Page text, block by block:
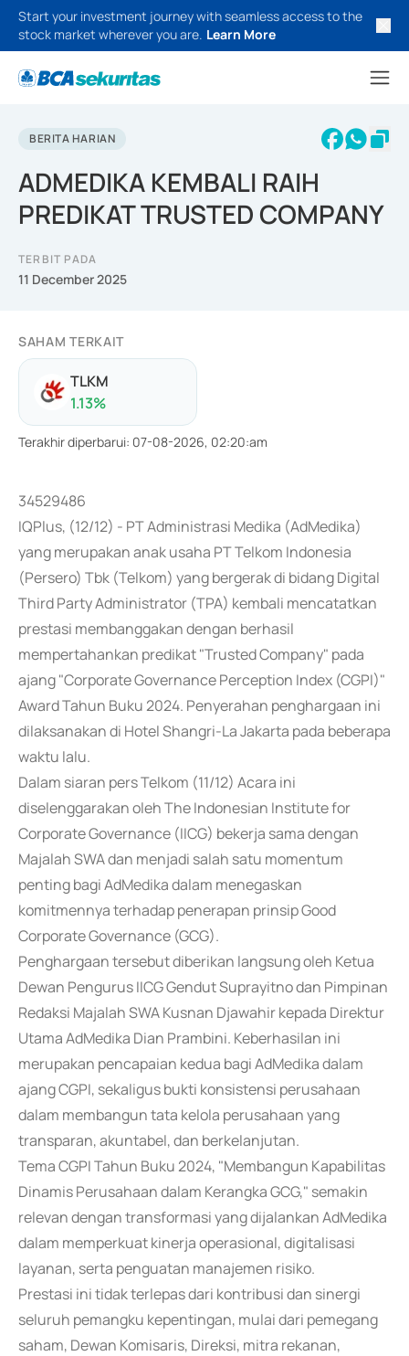
Start your investment journey with seamless access to the
stock market wherever you are. Learn More
BERITA HARIAN
ADMEDIKA KEMBALI RAIH
PREDIKAT TRUSTED COMPANY
TERBIT PADA
11 December 2025
SAHAM TERKAIT
TLKM
1.13%
Terakhir diperbarui: 07-08-2026, 02:20:am
34529486
IQPlus, (12/12) - PT Administrasi Medika (AdMedika)
yang merupakan anak usaha PT Telkom Indonesia
(Persero) Tbk (Telkom) yang bergerak di bidang Digital
Third Party Administrator (TPA) kembali mencatatkan
prestasi membanggakan dengan berhasil
mempertahankan predikat "Trusted Company" pada
ajang "Corporate Governance Perception Index (CGPI)"
Award Tahun Buku 2024. Penyerahan penghargaan ini
dilaksanakan di Hotel Shangri-La Jakarta pada beberapa
waktu lalu.
Dalam siaran pers Telkom (11/12) Acara ini
diselenggarakan oleh The Indonesian Institute for
Corporate Governance (IICG) bekerja sama dengan
Majalah SWA dan menjadi salah satu momentum
penting bagi AdMedika dalam menegaskan
komitmennya terhadap penerapan prinsip Good
Corporate Governance (GCG).
Penghargaan tersebut diberikan langsung oleh Ketua
Dewan Pengurus IICG Gendut Suprayitno dan Pimpinan
Redaksi Majalah SWA Kusnan Djawahir kepada Direktur
Utama AdMedika Dian Prambini. Keberhasilan ini
merupakan pencapaian kedua bagi AdMedika dalam
ajang CGPI, sekaligus bukti konsistensi perusahaan
dalam membangun tata kelola perusahaan yang
transparan, akuntabel, dan berkelanjutan.
Tema CGPI Tahun Buku 2024, "Membangun Kapabilitas
Dinamis Perusahaan dalam Kerangka GCG," semakin
relevan dengan transformasi yang dijalankan AdMedika
dalam memperkuat kinerja operasional, digitalisasi
layanan, serta penguatan manajemen risiko.
Prestasi ini tidak terlepas dari kontribusi dan sinergi
seluruh pemangku kepentingan, mulai dari pemegang
saham, Dewan Komisaris, Direksi, mitra rekanan,